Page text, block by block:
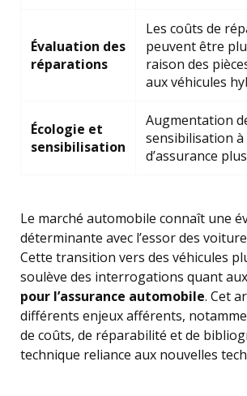
Évaluation des
réparations
Les coûts de
peuvent être
raison des
aux véhicules
Écologie et
sensibilisation
Augmentation
sensibilisation
d’assurance
Le marché automobile connaît une
déterminante avec l’essor des
Cette transition vers des véhicules
soulève des interrogations quant aux
pour l’assurance automobile. Cet
différents enjeux afférents,
de coûts, de réparabilité et de
technique reliance aux nouvelles